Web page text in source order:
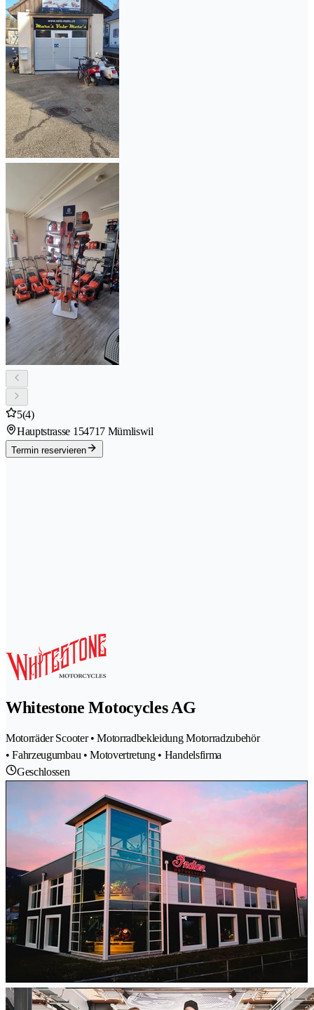
5(4)
Hauptstrasse 154717 Mümliswil
Termin reservieren
Whitestone Motocycles AG
Motorräder Scooter • Motorradbekleidung Motorradzubehör
• Fahrzeugumbau • Motovertretung • Handelsfirma
Geschlossen